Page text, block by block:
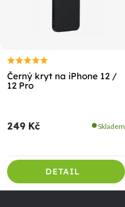
Černý kryt na iPhone 12 /
12 Pro
249 Kč Skladem
DETAIL